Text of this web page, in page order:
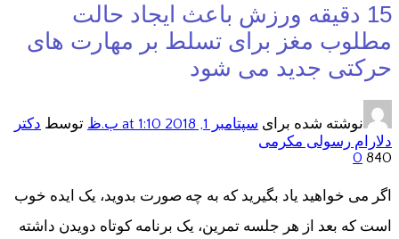
15 دقیقه ورزش باعث ایجاد حالت
مطلوب مغز برای تسلط بر مهارت های
حرکتی جدید می شود
نوشته شده برای سپتامبر 1, 2018 at 1:10 ب.ظ توسط دکتر
دلارام رسولی مکرمی
840
0
اگر می خواهید یاد بگیرید که به چه صورت بدوید، یک ایده خوب
است که بعد از هر جلسه تمرین، یک برنامه کوتاه دویدن داشته